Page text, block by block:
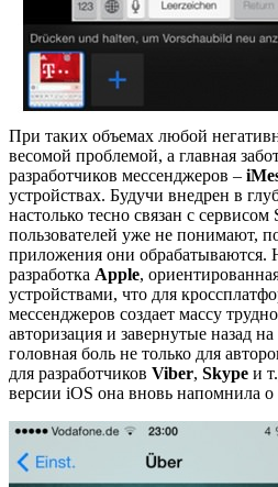
При таких объемах любой
весомой проблемой, а главная
разработчиков мессенджеров –
устройствах. Будучи внедрен в
настолько тесно связан с
пользователей уже не понимают,
приложения они обрабатываются.
разработка Apple,
устройствами, что для
мессенджеров создает массу
авторизация и завернутые назад
головная боль не только для
для разработчиков Viber, Skype и
версии iOS она вновь напомнила о